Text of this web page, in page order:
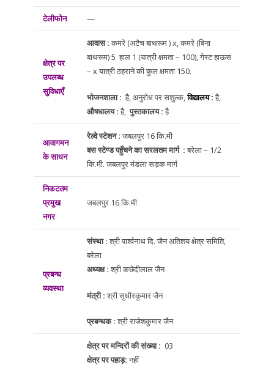
टेलीफोन —
क्षेत्र पर
उपलब्ध
सुविधाएँ
आवास : कमरे (अटैच बाथरूम ) x, कमरे (बिना
बाथरूम) 5 हाल 1 (यात्री क्षमता – 100), गेस्ट हाऊस
– x यात्री ठहराने की कुल क्षमता 150.
भोजनशाला : है, अनुरोध पर सशुल्क,विद्यालय : है,
औषधालय : है, पुस्तकालय : है
आवागमन
के साधन
रेल्वे स्टेशन : जबलपुर 16 कि.मी
बस स्टेण्ड पहुँचने का सरलतम मार्ग : बरेला – 1/2
कि.मी. जबलपुर मंडला सड़क मार्ग
निकटतम
प्रमुख
नगर
जबलपुर 16 कि.मी
प्रबन्ध
व्यवस्था
संस्था : श्री पार्श्वनाथ दि. जैन अतिशय क्षेत्र समिति,
बरेला
अध्यक्ष : श्री कछेदीलाल जैन
मंत्री : श्री सुधीरकुमार जैन
प्रबन्धक : श्री राजेशकुमार जैन
क्षेत्र पर मन्दिरों की संख्या : 03
क्षेत्र पर पहाड़: नहीं